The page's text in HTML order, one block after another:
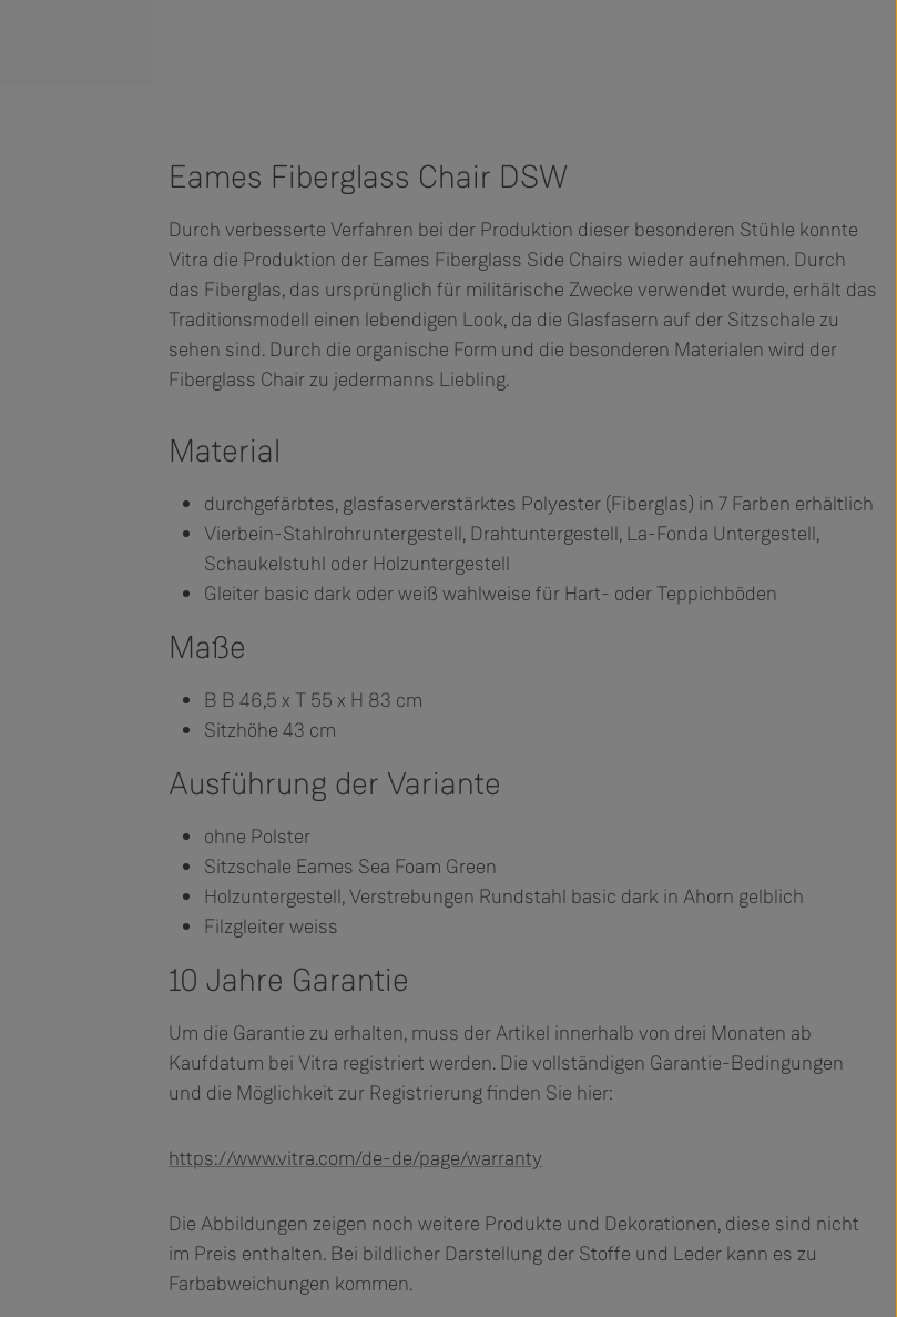
Eames Fiberglass Chair DSW
Durch verbesserte Verfahren bei der Produktion dieser besonderen Stühle konnte
Vitra die Produktion der Eames Fiberglass Side Chairs wieder aufnehmen. Durch
das Fiberglas, das ursprünglich für militärische Zwecke verwendet wurde, erhält das
Traditionsmodell einen lebendigen Look, da die Glasfasern auf der Sitzschale zu
sehen sind. Durch die organische Form und die besonderen Materialen wird der
Fiberglass Chair zu jedermanns Liebling.
Material
durchgefärbtes, glasfaserverstärktes Polyester (Fiberglas) in 7 Farben erhältlich
Vierbein-Stahlrohruntergestell, Drahtuntergestell, La-Fonda Untergestell,
Schaukelstuhl oder Holzuntergestell
Gleiter basic dark oder weiß wahlweise für Hart- oder Teppichböden
Maße
B B 46,5 x T 55 x H 83 cm
Sitzhöhe 43 cm
Ausführung der Variante
ohne Polster
Sitzschale Eames Sea Foam Green
Holzuntergestell, Verstrebungen Rundstahl basic dark in Ahorn gelblich
Filzgleiter weiss
10 Jahre Garantie
Um die Garantie zu erhalten, muss der Artikel innerhalb von drei Monaten ab
Kaufdatum bei Vitra registriert werden. Die vollständigen Garantie-Bedingungen
und die Möglichkeit zur Registrierung finden Sie hier:
https://www.vitra.com/de-de/page/warranty
Die Abbildungen zeigen noch weitere Produkte und Dekorationen, diese sind nicht
im Preis enthalten. Bei bildlicher Darstellung der Stoffe und Leder kann es zu
Farbabweichungen kommen.